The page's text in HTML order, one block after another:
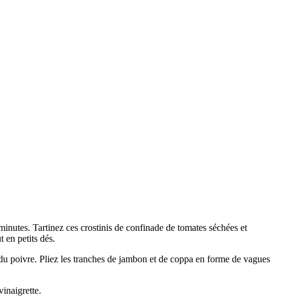
Tartinez ces crostinis de confinade de tomates séchées et
en petits dés.
poivre. Pliez les tranches de jambon et de coppa en forme de vagues